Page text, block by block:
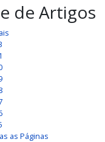
de Artigos
as Páginas